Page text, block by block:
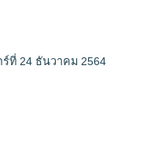
ที่ 24 ธันวาคม 2564